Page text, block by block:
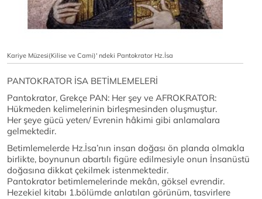
Kariye Müzesi(Kilise ve Cami)' ndeki Pantokrator Hz.İsa
PANTOKRATOR İSA BETİMLEMELERİ
Pantokrator, Grekçe PAN: Her şey ve AFROKRATOR:
Hükmeden kelimelerinin birleşmesinden oluşmuştur.
Her şeye gücü yeten/ Evrenin hâkimi gibi anlamalara
gelmektedir.
Betimlemelerde Hz.İsa’nın insan doğası ön planda olmakla
birlikte, boynunun abartılı figüre edilmesiyle onun İnsanüstü
doğasına dikkat çekilmek istenmektedir.
Pantokrator betimlemelerinde mekân, göksel evrendir.
Hezekiel kitabı 1.bölümde anlatılan görünüm, tasvirlere